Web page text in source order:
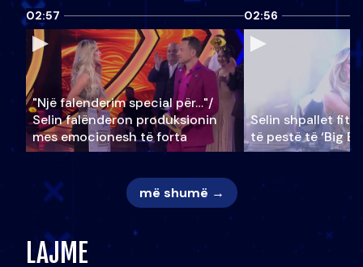
02:57
"Një falenderim special për…"/
Selin falënderon produksionin
mes emocionesh të forta
02:56
Selin shpallet
të pestë të ‘Big
më shumë →
LAJME